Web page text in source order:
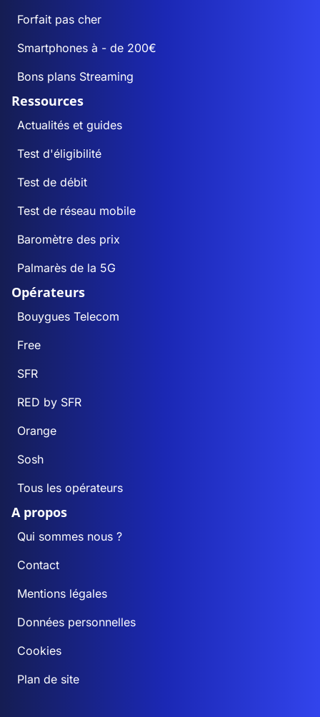
Forfait pas cher
Smartphones à - de 200€
Bons plans Streaming
Ressources
Actualités et guides
Test d'éligibilité
Test de débit
Test de réseau mobile
Baromètre des prix
Palmarès de la 5G
Opérateurs
Bouygues Telecom
Free
SFR
RED by SFR
Orange
Sosh
Tous les opérateurs
A propos
Qui sommes nous ?
Contact
Mentions légales
Données personnelles
Cookies
Plan de site